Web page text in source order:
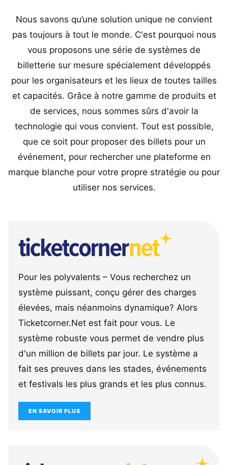
Nous savons qu’une solution unique ne convient
pas toujours à tout le monde. C'est pourquoi nous
vous proposons une série de systèmes de
billetterie sur mesure spécialement développés
pour les organisateurs et les lieux de toutes tailles
et capacités. Grâce à notre gamme de produits et
de services, nous sommes sûrs d'avoir la
technologie qui vous convient. Tout est possible,
que ce soit pour proposer des billets pour un
événement, pour rechercher une plateforme en
marque blanche pour votre propre stratégie ou pour
utiliser nos services.
Pour les polyvalents – Vous recherchez un
système puissant, conçu gérer des charges
élevées, mais néanmoins dynamique? Alors
Ticketcorner.Net est fait pour vous. Le
système robuste vous permet de vendre plus
d'un million de billets par jour. Le système a
fait ses preuves dans les stades, événements
et festivals les plus grands et les plus connus.
EN SAVOIR PLUS